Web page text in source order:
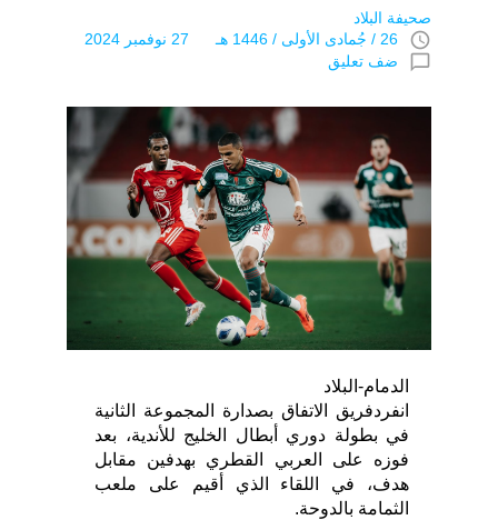
صحيفة البلاد
access_time 26 / جُمادى اﻷولى / 1446 هـ 27 نوفمبر 2024
chat_bubble_outline ضف تعليق
الدمام-البلاد
انفردفريق الاتفاق بصدارة المجموعة الثانية
في بطولة دوري أبطال الخليج للأندية، بعد
فوزه على العربي القطري بهدفين مقابل
هدف، في اللقاء الذي أقيم على ملعب
الثمامة بالدوحة.